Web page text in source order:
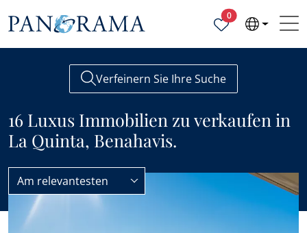
0Ausgewählte
Verfeinern Sie Ihre Suche
16 Luxus Immobilien zu verkaufen in
La Quinta, Benahavis.
La Quinta Luxus
Am relevantesten
UNSERE AUSWAHL